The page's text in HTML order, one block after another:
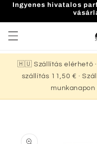
Ingyenes hivatalos
🇭🇺 Szállítás elérhető ·
szállítás 11,50 € ·
munkanapon
a